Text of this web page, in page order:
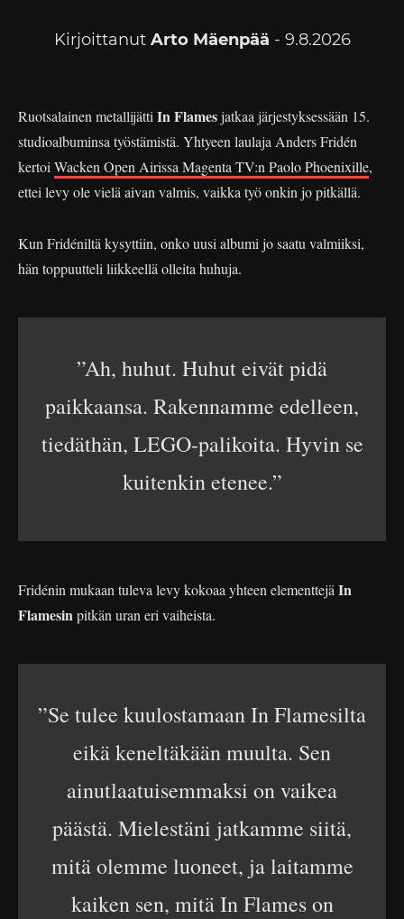
Kirjoittanut Arto Mäenpää - 9.8.2026
Ruotsalainen metallijätti In Flamesjatkaa järjestyksessään 15.
studioalbuminsa työstämistä. Yhtyeen laulaja Anders Fridén
kertoi Wacken Open Airissa Magenta TV:n Paolo Phoenixille,
ettei levy ole vielä aivan valmis, vaikka työ onkin jo pitkällä.
Kun Fridéniltä kysyttiin, onko uusi albumi jo saatu valmiiksi,
hän toppuutteli liikkeellä olleita huhuja.
”Ah, huhut. Huhut eivät pidä
paikkaansa. Rakennamme edelleen,
tiedäthän, LEGO-palikoita. Hyvin se
kuitenkin etenee.”
Fridénin mukaan tuleva levy kokoaa yhteen elementtejä In
Flamesinpitkän uran eri vaiheista.
”Se tulee kuulostamaan In Flamesilta
eikä keneltäkään muulta. Sen
ainutlaatuisemmaksi on vaikea
päästä. Mielestäni jatkamme siitä,
mitä olemme luoneet, ja laitamme
kaiken sen, mitä In Flames on